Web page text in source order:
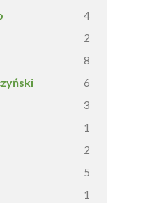
4
2
8
6
3
1
2
5
1